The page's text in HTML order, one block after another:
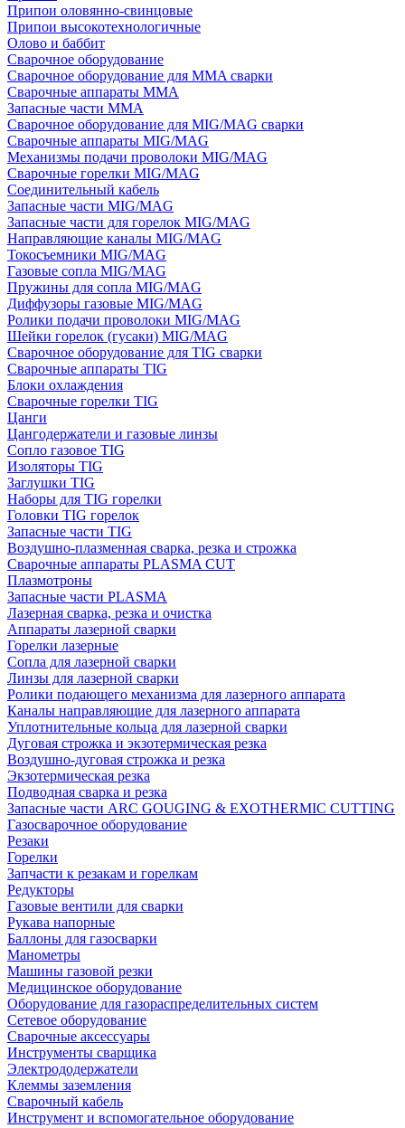
Припои оловянно-свинцовые
Припои высокотехнологичные
Олово и баббит
Сварочное оборудование
Сварочное оборудование для MMA сварки
Сварочные аппараты MMA
Запасные части MMA
Сварочное оборудование для MIG/MAG сварки
Сварочные аппараты MIG/MAG
Механизмы подачи проволоки MIG/MAG
Сварочные горелки MIG/MAG
Соединительный кабель
Запасные части MIG/MAG
Запасные части для горелок MIG/MAG
Направляющие каналы MIG/MAG
Токосъемники MIG/MAG
Газовые сопла MIG/MAG
Пружины для сопла MIG/MAG
Диффузоры газовые MIG/MAG
Ролики подачи проволоки MIG/MAG
Шейки горелок (гусаки) MIG/MAG
Сварочное оборудование для TIG сварки
Сварочные аппараты TIG
Блоки охлаждения
Сварочные горелки TIG
Цанги
Цангодержатели и газовые линзы
Сопло газовое TIG
Изоляторы TIG
Заглушки TIG
Наборы для TIG горелки
Головки TIG горелок
Запасные части TIG
Воздушно-плазменная сварка, резка и строжка
Сварочные аппараты PLASMA CUT
Плазмотроны
Запасные части PLASMA
Лазерная сварка, резка и очистка
Аппараты лазерной сварки
Горелки лазерные
Сопла для лазерной сварки
Линзы для лазерной сварки
Ролики подающего механизма для лазерного аппарата
Каналы направляющие для лазерного аппарата
Уплотнительные кольца для лазерной сварки
Дуговая строжка и экзотермическая резка
Воздушно-дуговая строжка и резка
Экзотермическая резка
Подводная сварка и резка
Запасные части ARC GOUGING & EXOTHERMIC CUTTING
Газосварочное оборудование
Резаки
Горелки
Запчасти к резакам и горелкам
Редукторы
Газовые вентили для сварки
Рукава напорные
Баллоны для газосварки
Манометры
Машины газовой резки
Медицинское оборудование
Оборудование для газораспределительных систем
Сетевое оборудование
Сварочные аксессуары
Инструменты сварщика
Электрододержатели
Клеммы заземления
Сварочный кабель
Инструмент и вспомогательное оборудование